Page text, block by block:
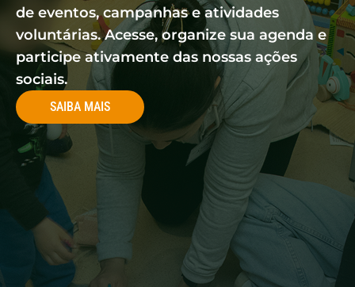
de eventos, campanhas e atividades
voluntárias. Acesse, organize sua agenda e
participe ativamente das nossas ações
sociais.
SAIBA MAIS